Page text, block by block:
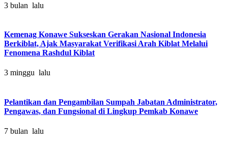
3 bulan lalu
Kemenag Konawe Sukseskan Gerakan Nasional Indonesia
Berkiblat, Ajak Masyarakat Verifikasi Arah Kiblat Melalui
Fenomena Rashdul Kiblat
3 minggu lalu
Pelantikan dan Pengambilan Sumpah Jabatan Administrator,
Pengawas, dan Fungsional di Lingkup Pemkab Konawe
7 bulan lalu